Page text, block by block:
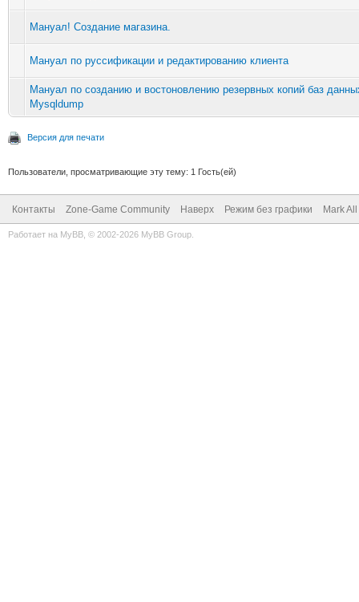
Мануал! Создание магазина.
Мануал по руссификации и редактированию клиента
Мануал по созданию и востоновлению резервных копий баз
Mysqldump
Версия для печати
Пользователи, просматривающие эту тему: 1 Гость(ей)
Контакты Zone-Game Community Наверх Режим без графики Mark
Работает на MyBB , © 2002-2026 MyBB Group